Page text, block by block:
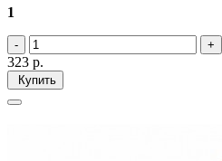
1
323 р.
Купить